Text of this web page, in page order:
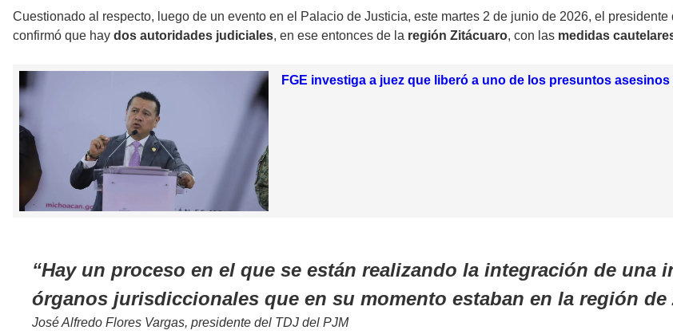
Cuestionado al respecto, luego de un evento en el Palacio de Justicia, este martes 2 de junio de 2026, el
confirmó que hay dos autoridades judiciales, en ese entonces de la región Zitácuaro, con las medidas
FGE investiga a juez que liberó a uno de los presuntos
Hay un proceso en el que se están realizando la integración de una
órganos jurisdiccionales que en su momento estaban en la región de
José Alfredo Flores Vargas, presidente del TDJ del PJM